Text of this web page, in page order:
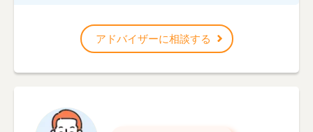
アドバイザーに相談する